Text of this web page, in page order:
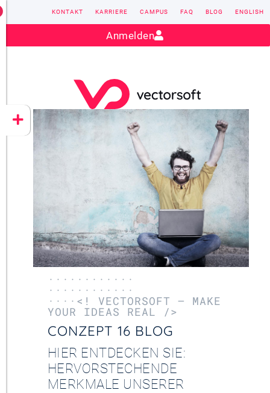
CONZEPT 16
YEET
Kontakt:sales@vectorsoft.de
KONTAKT KARRIERE CAMPUS FAQ BLOG ENGLISH
Anmelden
············
············
····<! VECTORSOFT – MAKE
YOUR IDEAS REAL />
CONZEPT 16 BLOG
HIER ENTDECKEN SIE:
HERVORSTECHENDE
MERKMALE UNSERER